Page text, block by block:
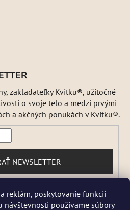
reklám, poskytovanie funkcií
návštevnosti používame súbory
ODOSIELAŤ ŽIADNE ZÁSIELKY. ☀️
zakladateľky Kvitku®, užitočné
o svoje telo a medzi prvými
a akčných ponukách v Kvitku®.
NEWSLETTER
údajov